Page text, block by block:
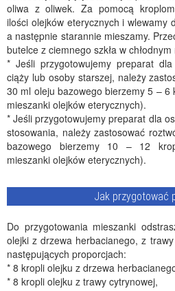
oliwa z oliwek. Za pomocą
ilości olejków eterycznych i wlewamy
a następnie starannie mieszamy.
butelce z ciemnego szkła w
* Jeśli przygotowujemy preparat
ciąży lub osoby starszej, należy
30 ml oleju bazowego bierzemy 5 –
mieszanki olejków eterycznych).
* Jeśli przygotowujemy preparat dla
stosowania, należy zastosować
bazowego bierzemy 10 – 12
mieszanki olejków eterycznych).
Jak przygotować
Do przygotowania mieszanki
olejki z drzewa herbacianego, z
następujących proporcjach:
* 8 kropli olejku z drzewa
* 8 kropli olejku z trawy cytrynowej,